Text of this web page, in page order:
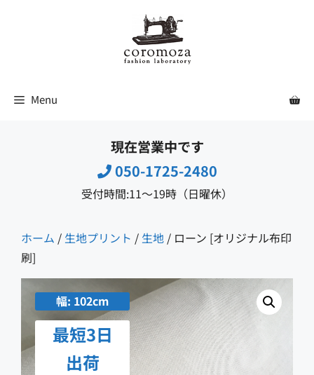
Menu
現在営業中です
050-1725-2480
受付時間:11〜19時（日曜休）
ホーム / 生地プリント / 生地 / ローン [オリジナル布印
刷]
幅: 102cm
最短3日
出荷